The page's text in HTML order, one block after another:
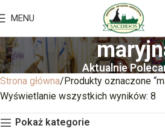
MENU
Aktualnie
Strona główna Produkty oznaczone
Wyświetlanie wszystkich wyników: 8
Pokaż kategorie